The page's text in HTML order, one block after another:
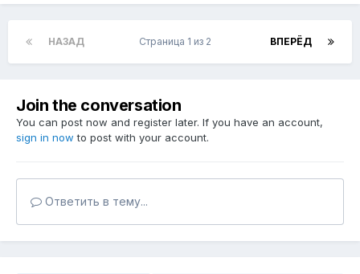
НАЗАД ВПЕРЁД
Страница 1 из 2
Join the conversation
You can post now and register later. If you have an account,
sign in now to post with your account.
Ответить в тему...